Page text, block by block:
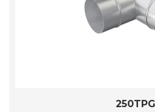
250TPG